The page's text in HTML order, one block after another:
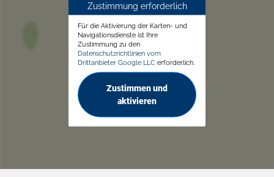
Zustimmung erforderlich
Für die Aktivierung der Karten- und
Navigationsdienste ist Ihre
Zustimmung zu den
Datenschutzrichtlinien vom
Drittanbieter Google LLC erforderlich.
Zustimmen und
aktivieren